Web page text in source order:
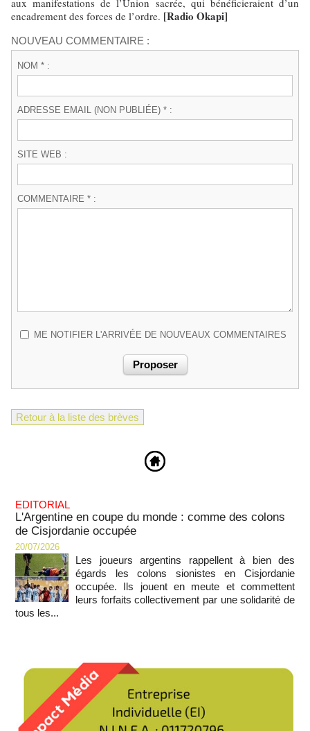
aux manifestations de l’Union sacrée, qui bénéficieraient d’un
encadrement des forces de l’ordre. [Radio Okapi]
NOUVEAU COMMENTAIRE :
NOM * :
ADRESSE EMAIL (NON PUBLIÉE) * :
SITE WEB :
COMMENTAIRE * :
ME NOTIFIER L'ARRIVÉE DE NOUVEAUX COMMENTAIRES
Retour à la liste des brèves
EDITORIAL
L'Argentine en coupe du monde : comme des colons
de Cisjordanie occupée
20/07/2026
Les joueurs argentins rappellent à bien des
égards les colons sionistes en Cisjordanie
occupée. Ils jouent en meute et commettent
leurs forfaits collectivement par une solidarité de
tous les...